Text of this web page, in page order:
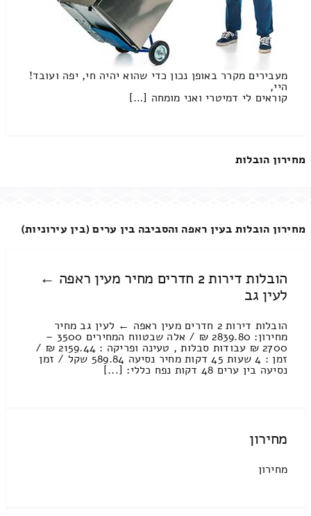
מעבירים מקרר באופן נכון כדי שהוא יהיה חי, יפה ועובד!
היי,
קוראים לי דמיטרי ואני מומחה […]
מחירון הובלות
מחירון הובלות בעין ראפה והסביבה בין ערים (בין עירוניות)
הובלות דירות 2 חדרים מחיר מעין ראפה ←
לעין גב
הובלות דירות 2 חדרים מעין ראפה ← לעין גב מחיר
מחירון: 2839.80 ₪ / אלה שבטווח המחירים 3500 –
2700 ₪ עבודות סבלות , טעינה ופריקה : 2159.44 ₪ /
זמן : 4 שעות 45 דקות מחיר נסיעה 589.84 שקל / זמן
נסיעה בין ערים 48 דקות נפח כללי: [...]
מחירון
מחירון